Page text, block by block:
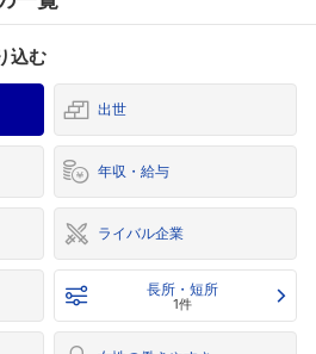
込む
出世
年収・給与
ライバル企業
長所・短所
1件